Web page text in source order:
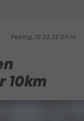
Peking, 10.02.22 09:16
10km